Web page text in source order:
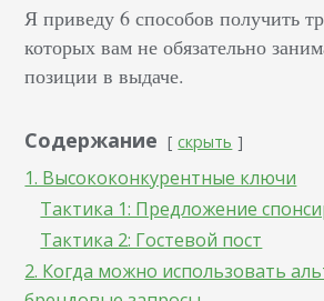
Я приведу 6 способов получить
которых вам не обязательно
позиции в выдаче.
Содержание скрыть
1. Высококонкурентные ключи
Тактика 1: Предложение
Тактика 2: Гостевой пост
2. Когда можно использовать